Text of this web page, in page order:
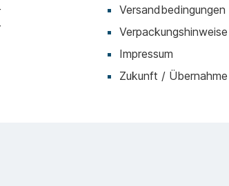
Versandbedingungen
Verpackungshinweise
Impressum
Zukunft / Übernahme